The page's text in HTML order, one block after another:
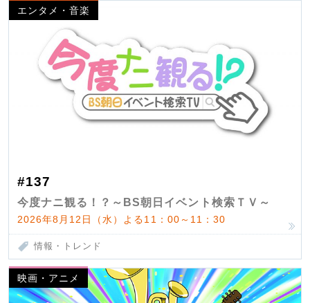
エンタメ・音楽
#137
今度ナニ観る！？～BS朝日イベント検索ＴＶ～
2026年8月12日（水）よる11：00～11：30
情報・トレンド
映画・アニメ